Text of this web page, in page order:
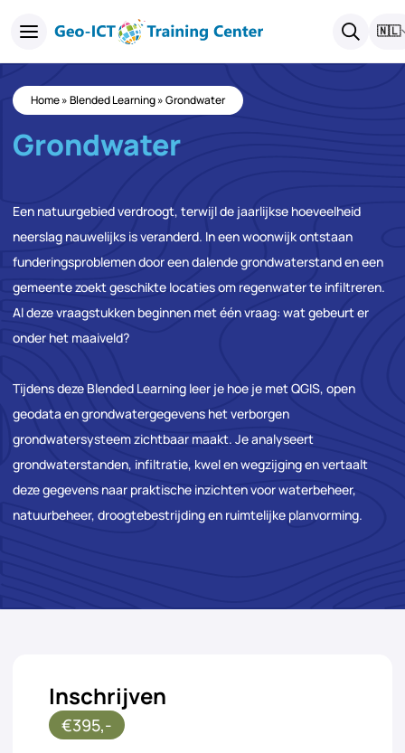
🇳🇱
Home»Blended Learning»Grondwater
Grondwater
Een natuurgebied verdroogt, terwijl de jaarlijkse hoeveelheid
neerslag nauwelijks is veranderd. In een woonwijk ontstaan
funderingsproblemen door een dalende grondwaterstand en een
gemeente zoekt geschikte locaties om regenwater te infiltreren.
Al deze vraagstukken beginnen met één vraag: wat gebeurt er
onder het maaiveld?
Tijdens deze Blended Learning leer je hoe je met QGIS, open
geodata en grondwatergegevens het verborgen
grondwatersysteem zichtbaar maakt. Je analyseert
grondwaterstanden, infiltratie, kwel en wegzijging en vertaalt
deze gegevens naar praktische inzichten voor waterbeheer,
natuurbeheer, droogtebestrijding en ruimtelijke planvorming.
Inschrijven
€395,-